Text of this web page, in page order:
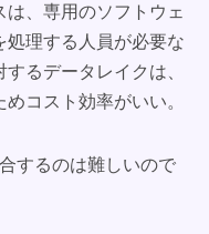
は、専用のソフトウェ
処理する人員が必要な
るデータレイクは、
コスト効率がいい。
するのは難しいので